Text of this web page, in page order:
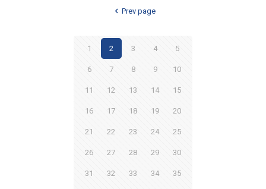
Prev page
1 2 3 4 5
6 7 8 9 10
11 12 13 14 15
16 17 18 19 20
21 22 23 24 25
26 27 28 29 30
31 32 33 34 35